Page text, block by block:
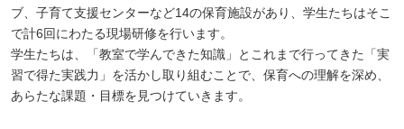
ブ、子育て支援センターなど14の保育施設があり、学生たちはそこ
で計6回にわたる現場研修を行います。
学生たちは、「教室で学んできた知識」とこれまで行ってきた「実
習で得た実践力」を活かし取り組むことで、保育への理解を深め、
あらたな課題・目標を見つけていきます。